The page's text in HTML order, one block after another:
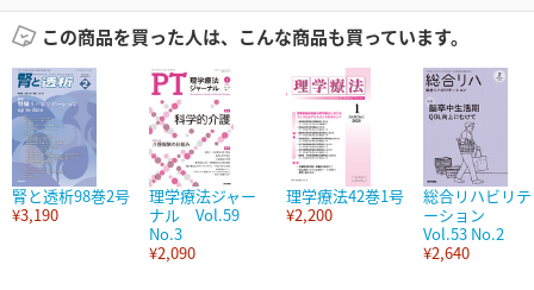
この商品を買った人は、こんな商品も買っています。
腎と透析98巻2号
¥3,190
理学療法ジャー
ナル Vol.59
No.3
¥2,090
理学療法42巻1号
¥2,200
総合リハビリテ
ーション
Vol.53 No.2
¥2,640